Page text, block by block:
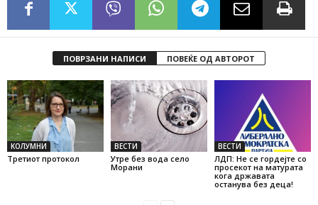
ПОВРЗАНИ НАПИСИ ПОВЕЌЕ ОД АВТОРОТ
KОЛУМНИ
Третиот протокол
ВЕСТИ
Утре без вода село
Морани
ВЕСТИ
ЛДП: Не се гордејте со
просекот на матурата
кога државата
останува без деца!